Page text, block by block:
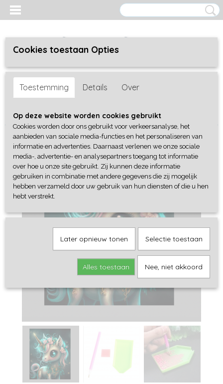
Inloggen Registreren
Home >Fantasie en Cartoons >eenhoorn
Cookies toestaan Opties
Toestemming Details Over
Op deze website worden cookies gebruikt
Cookies worden door ons gebruikt voor verkeersanalyse, het
aanbieden van sociale media-functies en het personaliseren van
informatie en advertenties. Daarnaast verlenen we onze sociale
media-, advertentie- en analysepartners toegang tot informatie
over hoe u onze site gebruikt. Zij kunnen deze informatie
gebruiken in combinatie met andere gegevens die zij mogelijk
hebben verzameld door uw gebruik van hun diensten of die u hen
hebt verstrekt.
Later opnieuw tonen Selectie toestaan
Alles toestaan Nee, niet akkoord